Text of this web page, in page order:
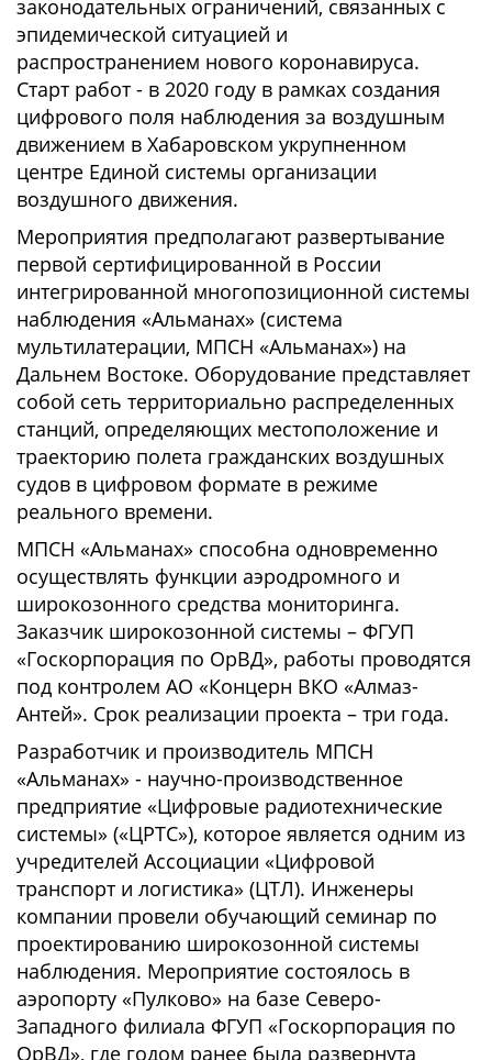
законодательных ограничений, связанных с
эпидемической ситуацией и
распространением нового коронавируса.
Старт работ - в 2020 году в рамках создания
цифрового поля наблюдения за воздушным
движением в Хабаровском укрупненном
центре Единой системы организации
воздушного движения.
Мероприятия предполагают развертывание
первой сертифицированной в России
интегрированной многопозиционной системы
наблюдения «Альманах» (система
мультилатерации, МПСН «Альманах») на
Дальнем Востоке. Оборудование представляет
собой сеть территориально распределенных
станций, определяющих местоположение и
траекторию полета гражданских воздушных
судов в цифровом формате в режиме
реального времени.
МПСН «Альманах» способна одновременно
осуществлять функции аэродромного и
широкозонного средства мониторинга.
Заказчик широкозонной системы – ФГУП
«Госкорпорация по ОрВД», работы проводятся
под контролем АО «Концерн ВКО «Алмаз-
Антей». Срок реализации проекта – три года.
Разработчик и производитель МПСН
«Альманах» - научно-производственное
предприятие «Цифровые радиотехнические
системы» («ЦРТС»), которое является одним из
учредителей Ассоциации «Цифровой
транспорт и логистика» (ЦТЛ). Инженеры
компании провели обучающий семинар по
проектированию широкозонной системы
наблюдения. Мероприятие состоялось в
аэропорту «Пулково» на базе Северо-
Западного филиала ФГУП «Госкорпорация по
ОрВД», где годом ранее была развернута